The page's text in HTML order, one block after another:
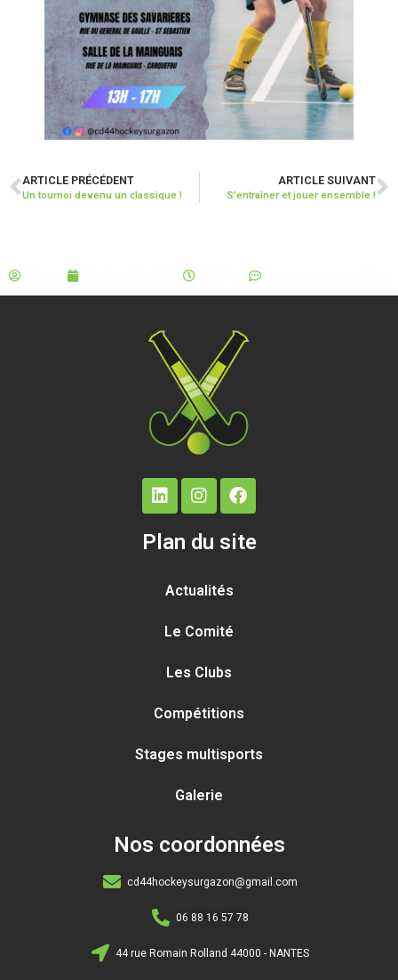
ARTICLE PRÉCÉDENT
Un tournoi devenu un classique !
ARTICLE SUIVANT
S’entraîner et jouer ensemble !
Plan du site
Actualités
Le Comité
Les Clubs
Compétitions
Stages multisports
Galerie
Nos coordonnées
cd44hockeysurgazon@gmail.com
06 88 16 57 78
44 rue Romain Rolland 44000 - NANTES